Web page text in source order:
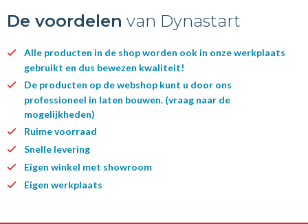
De voordelen van Dynastart
Alle producten in de shop worden ook in onze werkplaats
gebruikt en dus bewezen kwaliteit!
De producten op de webshop kunt u door ons
professioneel in laten bouwen. (vraag naar de
mogelijkheden)
Ruime voorraad
Snelle levering
Eigen winkel met showroom
Eigen werkplaats